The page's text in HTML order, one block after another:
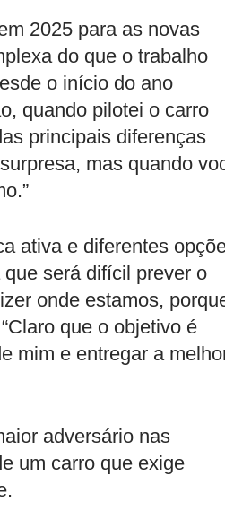
2025 para as novas
do que o trabalho
o início do ano
quando pilotei o carro
principais diferenças
mas quando
ativa e diferentes
será difícil prever o
onde estamos,
que o objetivo é
mim e entregar a
adversário nas
um carro que exige